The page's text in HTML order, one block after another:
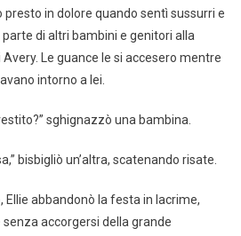
presto in dolore quando sentì sussurri e
di altri bambini e genitori alla
Le guance le si accesero mentre
intorno a lei.
sghignazzò una bambina.
bisbigliò un’altra, scatenando risate.
Ellie abbandonò la festa in lacrime,
accorgersi della grande